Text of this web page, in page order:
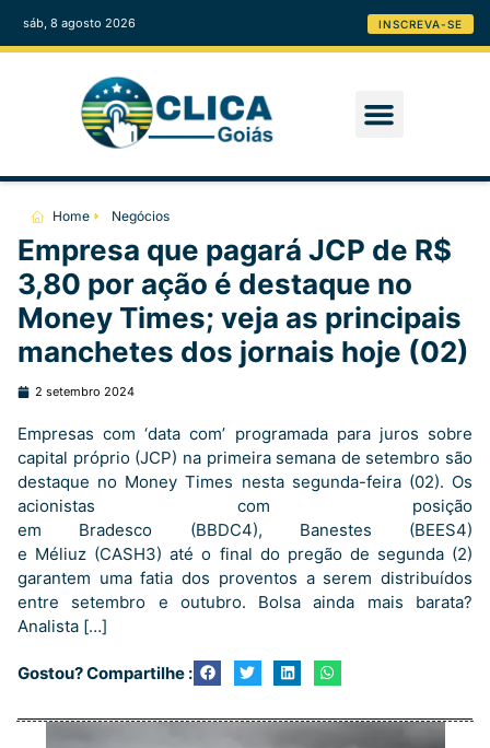
sáb, 8 agosto 2026 INSCREVA-SE
Home Negócios
Empresa que pagará JCP de R$
3,80 por ação é destaque no
Money Times; veja as principais
manchetes dos jornais hoje (02)
2 setembro 2024
Empresas com ‘data com’ programada para juros sobre
capital próprio (JCP) na primeira semana de setembro são
destaque no Money Times nesta segunda-feira (02). Os
acionistas com posição
em Bradesco (BBDC4), Banestes (BEES4)
e Méliuz (CASH3) até o final do pregão de segunda (2)
garantem uma fatia dos proventos a serem distribuídos
entre setembro e outubro. Bolsa ainda mais barata?
Analista […]
Gostou? Compartilhe :